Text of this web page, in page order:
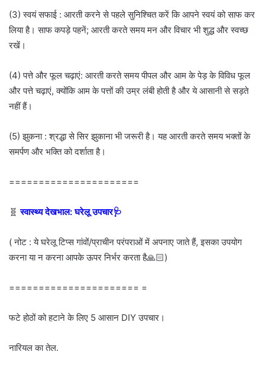
(3) स्वयं सफाई : आरती करने से पहले सुनिश्चित करें कि आपने स्वयं को साफ कर
लिया है। साफ कपड़े पहनें; आरती करते समय मन और विचार भी शुद्ध और स्वच्छ
रखें।
(4) पत्ते और फूल चढ़ाएं: आरती करते समय पीपल और आम के पेड़ के विविध फूल
और पत्ते चढ़ाएं, क्योंकि आम के पत्तों की उम्र लंबी होती है और ये आसानी से सड़ते
नहीं हैं।
(5) झुकना : श्रद्धा से सिर झुकाना भी जरूरी है। यह आरती करते समय भक्तों के
समर्पण और भक्ति को दर्शाता है।
======================
🧬स्वास्थ्य देखभाल: घरेलू उपचार🩺
( नोट : ये घरेलू टिप्स गांवों/प्राचीन परंपराओं में अपनाए जाते हैं, इसका उपयोग
करना या न करना आपके ऊपर निर्भर करता है🙏🏻)
====================== =
फटे होठों को हटाने के लिए 5 आसान DIY उपचार।
नारियल का तेल.